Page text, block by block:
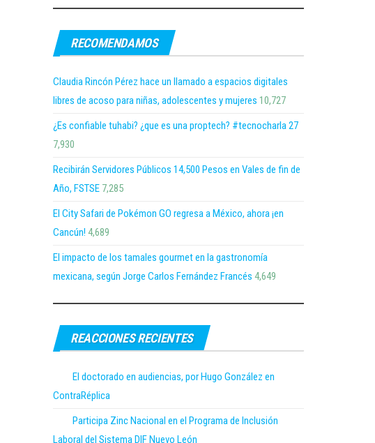
RECOMENDAMOS
Claudia Rincón Pérez hace un llamado a espacios digitales
libres de acoso para niñas, adolescentes y mujeres 10,727
¿Es confiable tuhabi? ¿que es una proptech? #tecnocharla 27
7,930
Recibirán Servidores Públicos 14,500 Pesos en Vales de fin de
Año, FSTSE 7,285
El City Safari de Pokémon GO regresa a México, ahora ¡en
Cancún! 4,689
El impacto de los tamales gourmet en la gastronomía
mexicana, según Jorge Carlos Fernández Francés 4,649
REACCIONES RECIENTES
El doctorado en audiencias, por Hugo González en
ContraRéplica
Participa Zinc Nacional en el Programa de Inclusión
Laboral del Sistema DIF Nuevo León